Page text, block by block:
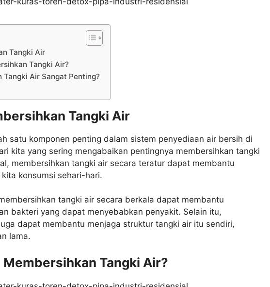
Tangki Air
Tangki Air?
Air Sangat Penting?
Tangki Air
satu komponen penting dalam sistem penyediaan air bersih di
kita yang sering mengabaikan pentingnya membersihkan tangki
membersihkan tangki air secara teratur dapat membantu
konsumsi sehari-hari.
tangki air secara berkala dapat membantu
bakteri yang dapat menyebabkan penyakit. Selain itu,
dapat membantu menjaga struktur tangki air itu sendiri,
lama.
Membersihkan Tangki Air?